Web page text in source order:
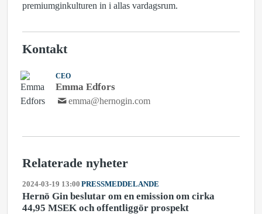
premiumginkulturen in i allas vardagsrum.
Kontakt
CEO
Emma Edfors
emma@hernogin.com
Relaterade nyheter
2024-03-19 13:00 PRESSMEDDELANDE
Hernö Gin beslutar om en emission om cirka
44,95 MSEK och offentliggör prospekt